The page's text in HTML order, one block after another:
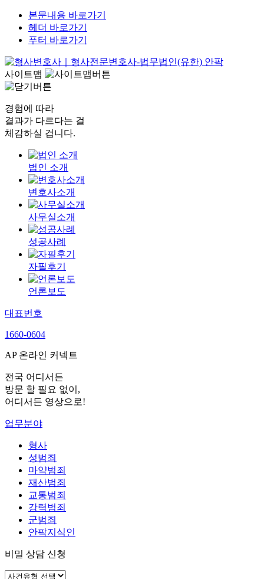
본문내용 바로가기
헤더 바로가기
푸터 바로가기
사이트맵
경험에 따라
결과가 다르다는 걸
체감하실 겁니다.
법인 소개
변호사소개
사무실소개
성공사례
자필후기
언론보도
대표번호
1660-0604
AP 온라인 커넥트
전국 어디서든
방문 할 필요 없이,
어디서든 영상으로!
업무분야
형사
성범죄
마약범죄
재산범죄
교통범죄
강력범죄
군범죄
안팍지식인
비밀 상담 신청